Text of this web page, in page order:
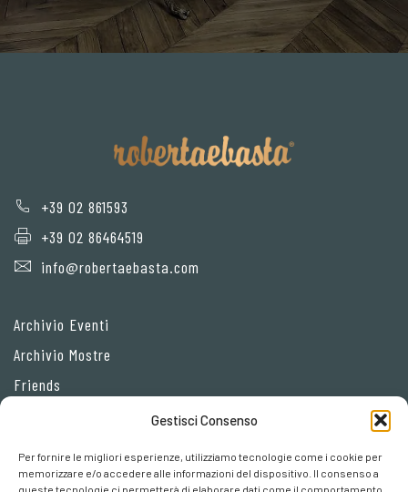
Gestisci Consenso
Per fornire le migliori esperienze, utilizziamo tecnologie come i cookie per
memorizzare e/o accedere alle informazioni del dispositivo. Il consenso a
queste tecnologie ci permetterà di elaborare dati come il comportamento
+39 02 861593
+39 02 86464519
info@robertaebasta.com
Archivio Eventi
Archivio Mostre
Friends
Cookie policy